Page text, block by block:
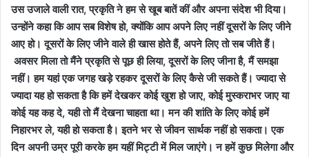
उस उजाले वाली रात, प्रकृति ने हम से खूब बातें कीं और अपना संदेश भी दिया।
उन्होंने कहा कि आप सब विशेष हो, क्योंकि आप अपने लिए नहीं दूसरों के लिए जीने
आए हो। दूसरों के लिए जीने वाले ही खास होते हैं, अपने लिए तो सब जीते हैं।
अवसर मिला तो मैंने प्रकृति से पूछ ही लिया, दूसरों के लिए जीना है, मैं समझा
नहीं। हम यहां एक जगह खड़े रहकर दूसरों के लिए कैसे जी सकते हैं। ज्यादा से
ज्यादा यह हो सकता है कि हमें देखकर कोई खुश हो जाए, कोई मुस्कराभर जाए या
कोई यह कह दे, यही तो मैं देखना चाहता था। मन की शांति के लिए कोई हमें
निहारभर ले, यही हो सकता है। इतने भर से जीवन सार्थक नहीं हो सकता। एक
दिन अपनी उम्र पूरी करके हम यहीं मिट्टी में मिल जाएंगे। न हमें कुछ मिलेगा और